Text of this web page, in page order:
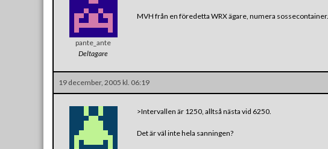
pante_ante
Deltagare
MVH från en föredetta WRX ägare, numera sossecontainer.
19 december, 2005 kl. 06:19
>Intervallen är 1250, alltså nästa vid 6250.
Det är väl inte hela sanningen?